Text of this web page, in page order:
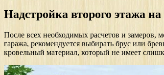
Надстройка второго этажа
После всех необходимых расчетов и замеров,
гаража, рекомендуется выбирать брус или
кровельный материал, который не имеет